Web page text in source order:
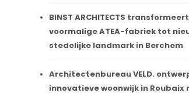
BINST ARCHITECTS transformeert
voormalige ATEA-fabriek tot
stedelijke landmark in Berchem
Architectenbureau VELD.
innovatieve woonwijk in Roubaix